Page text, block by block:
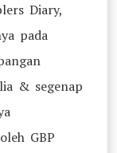
Diary,
pada
& segenap
GBP